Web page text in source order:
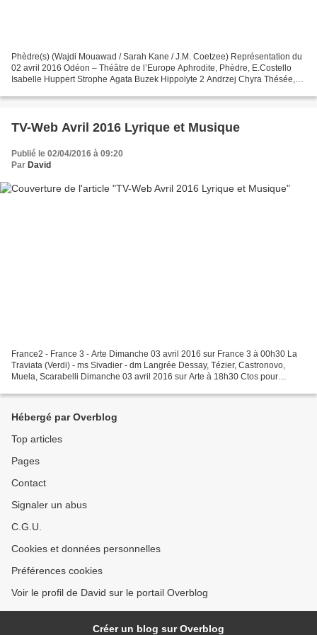
Phèdre(s) (Wajdi Mouawad / Sarah Kane / J.M. Coetzee) Représentation du
02 avril 2016 Odéon – Théâtre de l’Europe Aphrodite, Phèdre, E.Costello
Isabelle Huppert Strophe Agata Buzek Hippolyte 2 Andrzej Chyra Thésée,
TV-Web Avril 2016 Lyrique et Musique
Publié le 02/04/2016 à 09:20
Par David
France2 - France 3 - Arte Dimanche 03 avril 2016 sur France 3 à 00h30 La
Traviata (Verdi) - ms Sivadier - dm Langrée Dessay, Tézier, Castronovo,
Muela, Scarabelli Dimanche 03 avril 2016 sur Arte à 18h30 Ctos pour
Hébergé par Overblog
Top articles
Pages
Contact
Signaler un abus
C.G.U.
Cookies et données personnelles
Préférences cookies
Voir le profil de David sur le portail Overblog
Créer un blog sur Overblog